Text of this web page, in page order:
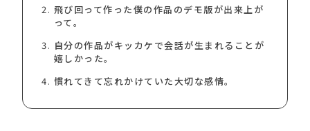
飛び回って作った僕の作品のデモ版が出来上が
って。
自分の作品がキッカケで会話が生まれることが
嬉しかった。
慣れてきて忘れかけていた大切な感情。